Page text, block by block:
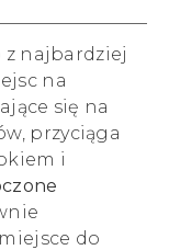
najbardziej
na
się na
przyciąga
i
do